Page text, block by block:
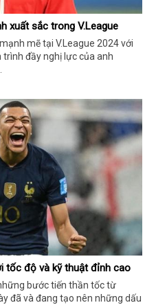
xuất sắc trong V.League
mẽ tại V.League 2024 với
trình đầy nghị lực của anh
tốc độ và kỹ thuật đỉnh cao
bước tiến thần tốc từ
đã và đang tạo nên những dấu